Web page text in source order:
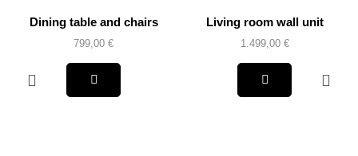
Dining table and chairs
799,00 €
Living room wall unit
1.499,00 €